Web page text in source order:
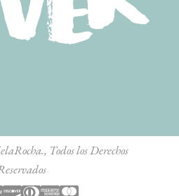
, Todos los Derechos